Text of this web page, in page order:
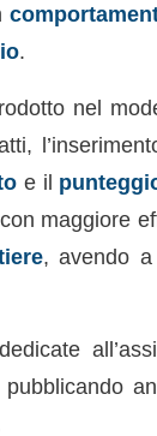
.
nel
e il
maggiore
, avendo a
pubblicando